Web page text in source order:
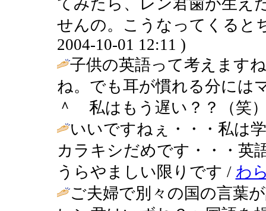
せんの。こうなってくると
2004-10-01 12:11 )
子供の英語って考えます
ね。でも耳が慣れる分には
＾ 私はもう遅い？？（笑
いいですねぇ・・・私は
カラキシだめです・・・英
うらやましい限りです / わ
ご夫婦で別々の国の言葉